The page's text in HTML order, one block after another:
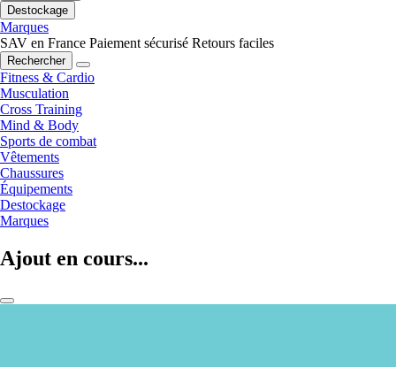
Destockage
Marques
SAV en France Paiement sécurisé Retours faciles
Rechercher
Fitness & Cardio
Musculation
Cross Training
Mind & Body
Sports de combat
Vêtements
Chaussures
Équipements
Destockage
Marques
Ajout en cours...